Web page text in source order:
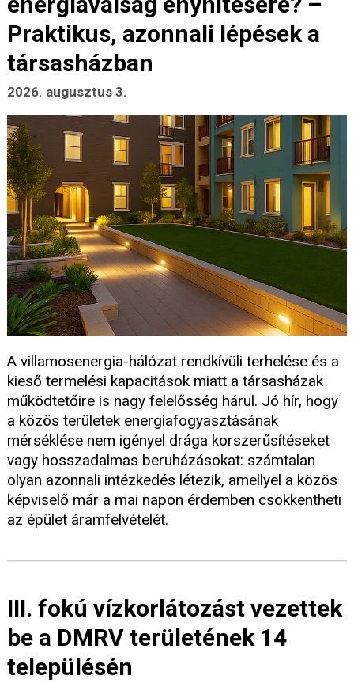
Praktikus, azonnali lépések a
társasházban
2026. augusztus 3.
A villamosenergia-hálózat rendkívüli terhelése és a
kieső termelési kapacitások miatt a társasházak
működtetőire is nagy felelősség hárul. Jó hír, hogy
a közös területek energiafogyasztásának
mérséklése nem igényel drága korszerűsítéseket
vagy hosszadalmas beruházásokat: számtalan
olyan azonnali intézkedés létezik, amellyel a közös
képviselő már a mai napon érdemben csökkentheti
az épület áramfelvételét.
III. fokú vízkorlátozást vezettek
be a DMRV területének 14
településén